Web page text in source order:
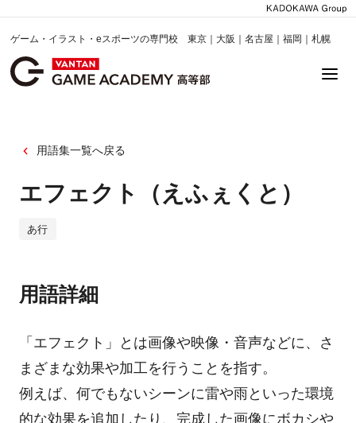
ゲーム・イラスト・eスポーツの専門校 東京｜大阪｜名古屋｜福岡｜札幌
用語集一覧へ戻る
エフェクト（えふぇくと）
あ行
用語詳細
「エフェクト」とは画像や映像・音声などに、さ
まざまな効果や加工を行うことを指す。
例えば、何でもないシーンに雷や雨といった環境
的な効果を追加したり、完成した画像にボカシや